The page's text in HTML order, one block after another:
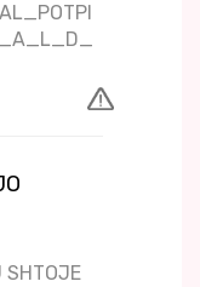
SHTOJE